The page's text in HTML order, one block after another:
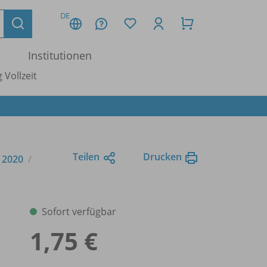
DE
Institutionen
Vollzeit
Teilen Drucken
Sofort verfügbar
1,75 €